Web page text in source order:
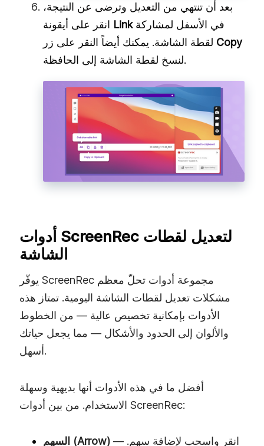
بعد أن تنتهي من التعديل وترضى عن النتيجة،
Linkفي الأسفل لمشاركة
Copy
لنسخ لقطة الشاشة إلى الحافظة.
أدوات ScreenRec لتعديل لقطات
الشاشة
يوفّر ScreenRec مجموعة أدوات تحلّ معظم
مشكلات تعديل لقطات الشاشة اليومية. تمتاز هذه
الأدوات بإمكانية تخصيص عالية — من الخطوط
والألوان إلى الحدود والأشكال — مما يجعل حياتك
أسهل.
أفضل ما في هذه الأدوات أنها بديهية وسهلة
الاستخدام. من بين أدوات ScreenRec:
السهم (Arrow) — انقر واسحب لإضافة سهم.